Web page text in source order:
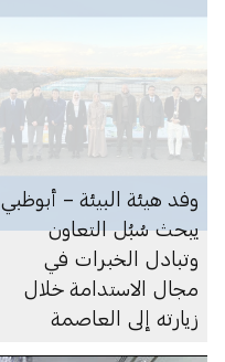
وفد هيئة البيئة – أبوظبي
يبحث سُبُل التعاون
وتبادل الخبرات في
مجال الاستدامة خلال
زيارته إلى العاصمة